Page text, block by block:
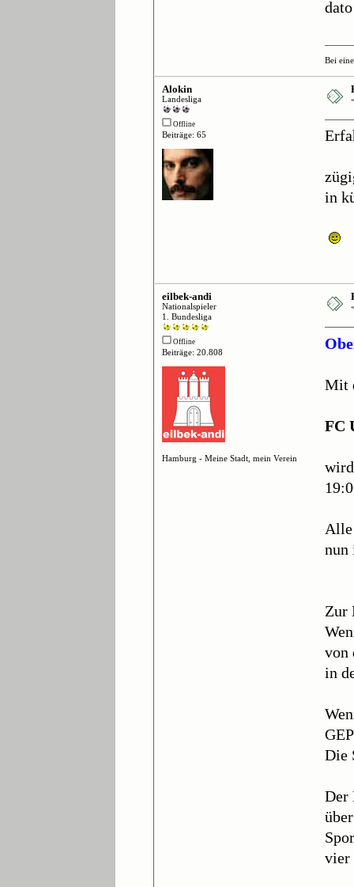
Bei
Alokin
Landesliga
Offline
Beiträge: 65
in
eilbek-andi
Nationalspieler
1. Bundesliga
Offline
Beiträge: 20.808
Hamburg - Meine Stadt, mein Verein
Mit
FC
nun
Zur
von
in
Die
Der
vier